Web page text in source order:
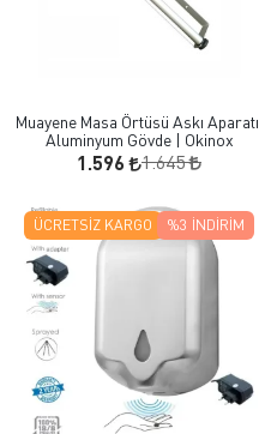
Muayene Masa Örtüsü Askı Aparatı,
Aluminyum Gövde | Okinox
1.596 1.645
ÜCRETSIZ KARGO %3 İNDIRIM